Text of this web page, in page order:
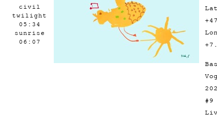
civil
twilight
05:34
sunrise
06:07
#9